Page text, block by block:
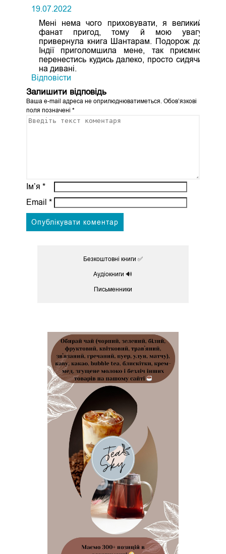
19.07.2022
Мені нема чого приховувати, я великий
фанат пригод, тому й мою увагу
привернула книга Шантарам. Подорож до
Індії приголомшила мене, так приємно
перенестись кудись далеко, просто сидячи
на дивані.
Відповіcти
Залишити відповідь
Ваша e-mail адреса не оприлюднюватиметься.Обов’язкові
поля позначені *
Ім’я *
Email *
Безкоштовні книги ✅
Аудіокниги 🔊
Письменники